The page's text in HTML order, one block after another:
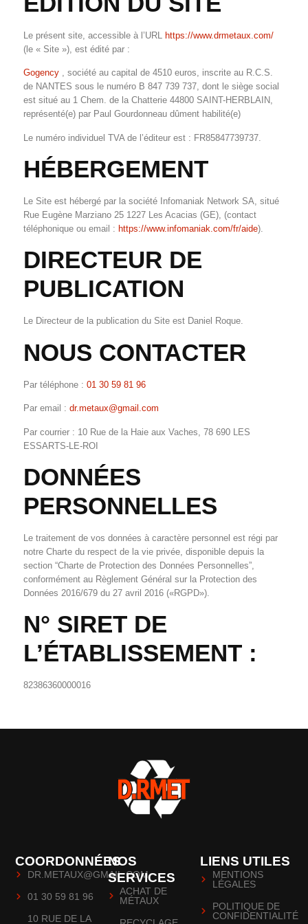
Le présent site, accessible à l’URL
https://www.drmetaux.com/
(le « Site »), est édité par :
Gogency, société au capital de 4510 euros, inscrite au R.C.S.
de NANTES sous le numéro B 847 739 737, dont le siège social
est situé au 1 Chem. de la Chatterie 44800 SAINT-HERBLAIN,
représenté(e) par Paul Gourdonneau dûment habilité(e)
Le numéro individuel TVA de l’éditeur est : FR85847739737.
HÉBERGEMENT
Le Site est hébergé par la société Infomaniak Network SA, situé
Rue Eugène Marziano 25 1227 Les Acacias (GE), (contact
téléphonique ou email : https://www.infomaniak.com/fr/aide).
DIRECTEUR DE
PUBLICATION
Le Directeur de la publication du Site est Daniel Roque.
NOUS CONTACTER
Par téléphone : 01 30 59 81 96
Par email : dr.metaux@gmail.com
Par courrier : 10 Rue de la Haie aux Vaches, 78 690 LES
ESSARTS-LE-ROI
DONNÉES
PERSONNELLES
Le traitement de vos données à caractère personnel est régi par
notre Charte du respect de la vie privée, disponible depuis la
section “Charte de Protection des Données Personnelles”,
conformément au Règlement Général sur la Protection des
Données 2016/679 du 27 avril 2016 («RGPD»).
N° SIRET DE
L’ÉTABLISSEMENT :
82386360000016
COORDONNÉES
DR.METAUX@GMAIL.COM
01 30 59 81 96
10 RUE DE LA
NOS
SERVICES
ACHAT DE
MÉTAUX
LIENS UTILES
MENTIONS
LÉGALES
POLITIQUE DE
CONFIDENTIALITÉ